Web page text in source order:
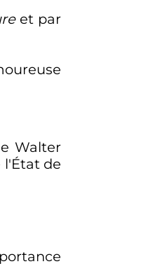
et par
Walter
l'État de